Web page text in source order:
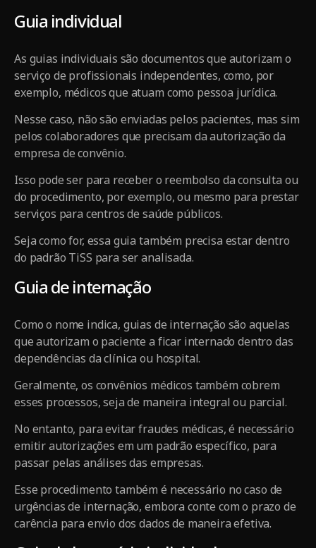
Guia individual
As guias individuais são documentos que autorizam o
serviço de profissionais independentes, como, por
exemplo, médicos que atuam como pessoa jurídica.
Nesse caso, não são enviadas pelos pacientes, mas sim
pelos colaboradores que precisam da autorização da
empresa de convênio.
Isso pode ser para receber o reembolso da consulta ou
do procedimento, por exemplo, ou mesmo para prestar
serviços para centros de saúde públicos.
Seja como for, essa guia também precisa estar dentro
do padrão TiSS para ser analisada.
Guia de internação
Como o nome indica, guias de internação são aquelas
que autorizam o paciente a ficar internado dentro das
dependências da clínica ou hospital.
Geralmente, os convênios médicos também cobrem
esses processos, seja de maneira integral ou parcial.
No entanto, para evitar fraudes médicas, é necessário
emitir autorizações em um padrão específico, para
passar pelas análises das empresas.
Esse procedimento também é necessário no caso de
urgências de internação, embora conte com o prazo de
carência para envio dos dados de maneira efetiva.